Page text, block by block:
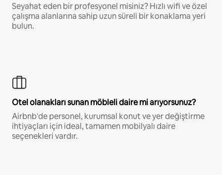
Seyahat eden bir profesyonel misiniz? Hızlı wifi ve özel
çalışma alanlarına sahip uzun süreli bir konaklama yeri
bulun.
Otel olanakları sunan möbleli daire mi arıyorsunuz?
Airbnb'de personel, kurumsal konut ve yer değiştirme
ihtiyaçları için ideal, tamamen mobilyalı daire
seçenekleri vardır.